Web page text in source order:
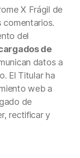
X Frágil de
comentarios.
del
de
datos a
El Titular ha
web a
de
rectificar y